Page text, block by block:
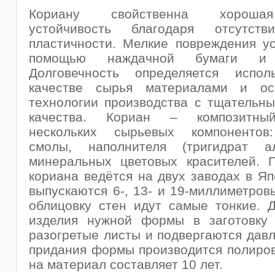
Кориану свойственна
устойчивость благодаря
пластичности. Мелкие повреждения
помощью наждачной бумаги и
Долговечность определяется
качестве сырья материалами и
технологии производства с
качества. Кориан –
нескольких сырьевых
смолы, наполнителя (тригидрат
минеральных цветовых красителей.
кориана ведётся на двух заводах в
выпускаются 6-, 13- и 19-
облицовку стен идут самые тонкие.
изделия нужной формы в заготовку
разогретые листы и подвергаются
придания формы производится
на материал составляет 10 лет.